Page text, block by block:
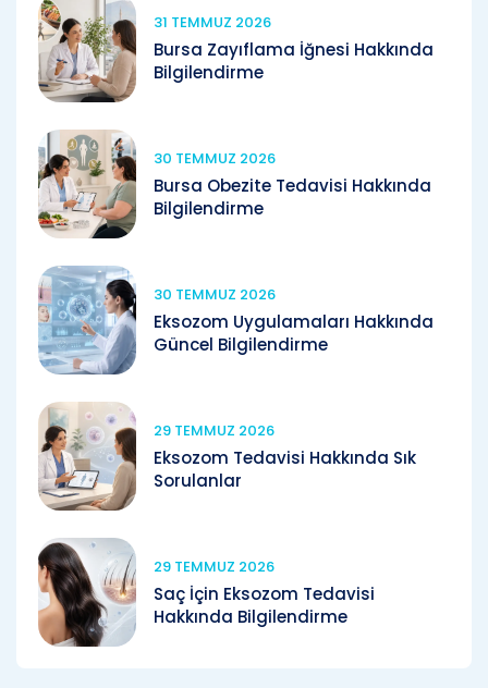
31 TEMMUZ 2026
Bursa Zayıflama İğnesi Hakkında
Bilgilendirme
30 TEMMUZ 2026
Bursa Obezite Tedavisi Hakkında
Bilgilendirme
30 TEMMUZ 2026
Eksozom Uygulamaları Hakkında
Güncel Bilgilendirme
29 TEMMUZ 2026
Eksozom Tedavisi Hakkında Sık
Sorulanlar
29 TEMMUZ 2026
Saç İçin Eksozom Tedavisi
Hakkında Bilgilendirme